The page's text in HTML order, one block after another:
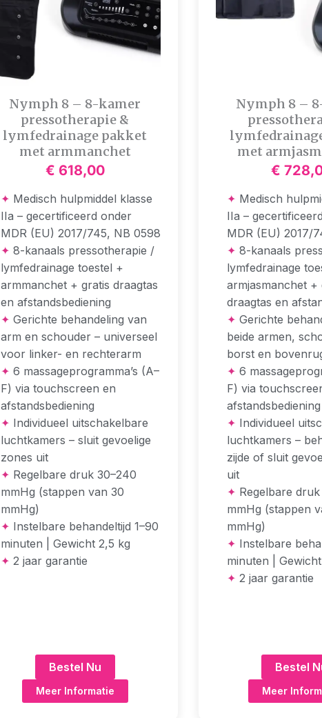
Nymph 8 – 8-kamer
pressotherapie &
lymfedrainage pakket
met armmanchet
€ 618,00
✦ Medisch hulpmiddel klasse
IIa – gecertificeerd onder
MDR (EU) 2017/745, NB 0598
✦ 8-kanaals pressotherapie /
lymfedrainage toestel +
armmanchet + gratis draagtas
en afstandsbediening
✦ Gerichte behandeling van
arm en schouder – universeel
voor linker- en rechterarm
✦ 6 massageprogramma’s (A–
F) via touchscreen en
afstandsbediening
✦ Individueel uitschakelbare
luchtkamers – sluit gevoelige
zones uit
✦ Regelbare druk 30–240
mmHg (stappen van 30
mmHg)
✦ Instelbare behandeltijd 1–90
minuten | Gewicht 2,5 kg
✦ 2 jaar garantie
Bestel Nu
Meer Informatie
Nymph 8 –
met
€
✦ Medisch
IIa –
MDR (EU) 2017/
✦ 8-kanaals
lymfedrainage
armjasmanchet +
draagtas en
✦ Gerichte
beide armen,
borst en
✦ 6
F) via
afstandsbediening
✦ Individueel
luchtkamers –
zijde of sluit
uit
✦ Regelbare
mmHg (stappen
mmHg)
✦ Instelbare
minuten |
✦ 2 jaar garantie
Bestel
Meer